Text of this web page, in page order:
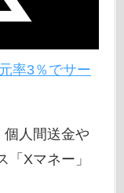
率3％でサー
個人間送金や
Xマネー」